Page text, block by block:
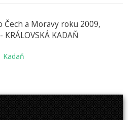
a Moravy roku 2009,
KADAŇ
Kadaň